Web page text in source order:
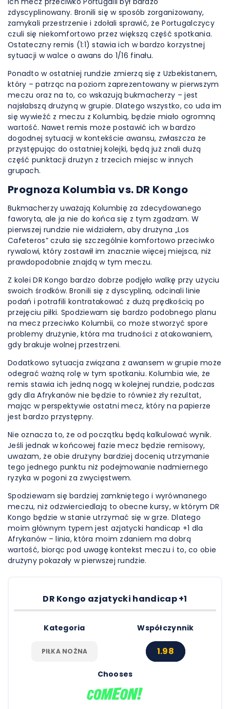
zdyscyplinowany. Bronili się w sposób zorganizowany,
zamykali przestrzenie i zdołali sprawić, że Portugalczycy
czuli się niekomfortowo przez większą część spotkania.
Ostateczny remis (1:1) stawia ich w bardzo korzystnej
sytuacji w walce o awans do 1/16 finału.
Ponadto w ostatniej rundzie zmierzą się z Uzbekistanem,
który – patrząc na poziom zaprezentowany w pierwszym
meczu oraz na to, co wskazują bukmacherzy – jest
najsłabszą drużyną w grupie. Dlatego wszystko, co uda im
się wywieźć z meczu z Kolumbią, będzie miało ogromną
wartość. Nawet remis może postawić ich w bardzo
dogodnej sytuacji w kontekście awansu, zwłaszcza że
przystępując do ostatniej kolejki, będą już znali dużą
część punktacji drużyn z trzecich miejsc w innych
grupach.
Prognoza Kolumbia vs. DR Kongo
Bukmacherzy uważają Kolumbię za zdecydowanego
faworyta, ale ja nie do końca się z tym zgadzam. W
pierwszej rundzie nie widziałem, aby drużyna „Los
Cafeteros” czuła się szczególnie komfortowo przeciwko
rywalowi, który zostawił im znacznie więcej miejsca, niż
prawdopodobnie znajdą w tym meczu.
Z kolei DR Kongo bardzo dobrze podjęło walkę przy użyciu
swoich środków. Bronili się z dyscypliną, odcinali linie
podań i potrafili kontratakować z dużą prędkością po
przejęciu piłki. Spodziewam się bardzo podobnego planu
na mecz przeciwko Kolumbii, co może stworzyć spore
problemy drużynie, która ma trudności z atakowaniem,
gdy brakuje wolnej przestrzeni.
Dodatkowo sytuacja związana z awansem w grupie może
odegrać ważną rolę w tym spotkaniu. Kolumbia wie, że
remis stawia ich jedną nogą w kolejnej rundzie, podczas
gdy dla Afrykanów nie będzie to również zły rezultat,
mając w perspektywie ostatni mecz, który na papierze
jest bardzo przystępny.
Nie oznacza to, że od początku będą kalkulować wynik.
Jeśli jednak w końcowej fazie mecz będzie remisowy,
uważam, że obie drużyny bardziej docenią utrzymanie
tego jednego punktu niż podejmowanie nadmiernego
ryzyka w pogoni za zwycięstwem.
Spodziewam się bardziej zamkniętego i wyrównanego
meczu, niż odzwierciedlają to obecne kursy, w którym DR
Kongo będzie w stanie utrzymać się w grze. Dlatego
moim głównym typem jest azjatycki handicap +1 dla
Afrykanów – linia, która moim zdaniem ma dobrą
wartość, biorąc pod uwagę kontekst meczu i to, co obie
drużyny pokazały w pierwszej rundzie.
DR Kongo azjatycki handicap +1
Kategoria
PIŁKA NOŻNA
Współczynnik
1.98
Chooses